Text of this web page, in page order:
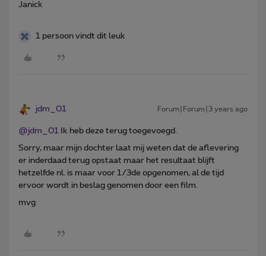
Janick
1 persoon vindt dit leuk
jdm_01 Forum|Forum|3 years ago
@jdm_01 Ik heb deze terug toegevoegd.
Sorry, maar mijn dochter laat mij weten dat de aflevering
er inderdaad terug opstaat maar het resultaat blijft
hetzelfde nl. is maar voor 1/3de opgenomen, al de tijd
ervoor wordt in beslag genomen door een film.
mvg